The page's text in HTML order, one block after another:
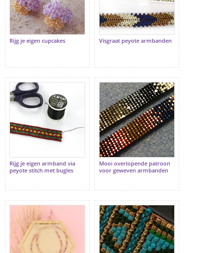
Rijg je eigen cupcakes Visgraat peyote armbanden
Rijg je eigen armband via
peyote stitch met bugles
Mooi overlopende patroon
voor geweven armbanden